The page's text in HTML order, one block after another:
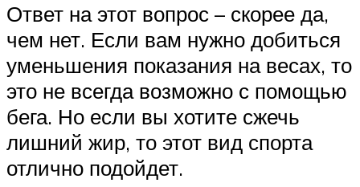
Ответ на этот вопрос – скорее да,
чем нет. Если вам нужно добиться
уменьшения показания на весах, то
это не всегда возможно с помощью
бега. Но если вы хотите сжечь
лишний жир, то этот вид спорта
отлично подойдет.